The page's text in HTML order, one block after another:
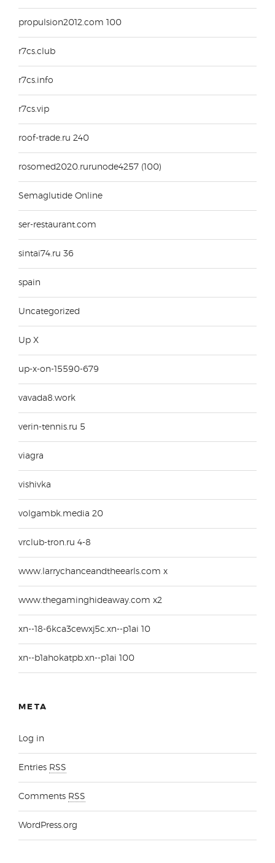
propulsion2012.com 100
r7cs.club
r7cs.info
r7cs.vip
roof-trade.ru 240
rosomed2020.rurunode4257 (100)
Semaglutide Online
ser-restaurant.com
sintai74.ru 36
spain
Uncategorized
Up X
up-x-on-15590-679
vavada8.work
verin-tennis.ru 5
viagra
vishivka
volgambk.media 20
vrclub-tron.ru 4-8
www.larrychanceandtheearls.com x
www.thegaminghideaway.com x2
xn--18-6kca3cewxj5c.xn--p1ai 10
xn--b1ahokatpb.xn--p1ai 100
META
Log in
Entries RSS
Comments RSS
WordPress.org